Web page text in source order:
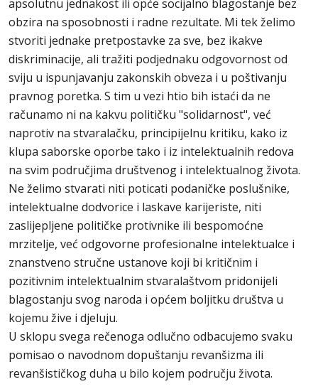
apsolutnu jednakost ili opće socijalno blagostanje bez
obzira na sposobnosti i radne rezultate. Mi tek želimo
stvoriti jednake pretpostavke za sve, bez ikakve
diskriminacije, ali tražiti podjednaku odgovornost od
sviju u ispunjavanju zakonskih obveza i u poštivanju
pravnog poretka. S tim u vezi htio bih istaći da ne
računamo ni na kakvu političku "solidarnost", već
naprotiv na stvaralačku, principijelnu kritiku, kako iz
klupa saborske oporbe tako i iz intelektualnih redova
na svim područjima društvenog i intelektualnog života.
Ne želimo stvarati niti poticati podaničke poslušnike,
intelektualne dodvorice i laskave karijeriste, niti
zaslijepljene političke protivnike ili bespomoćne
mrzitelje, već odgovorne profesionalne intelektualce i
znanstveno stručne ustanove koji bi kritičnim i
pozitivnim intelektualnim stvaralaštvom pridonijeli
blagostanju svog naroda i općem boljitku društva u
kojemu žive i djeluju.
U sklopu svega rečenoga odlučno odbacujemo svaku
pomisao o navodnom dopuštanju revanšizma ili
revanšističkog duha u bilo kojem području života.